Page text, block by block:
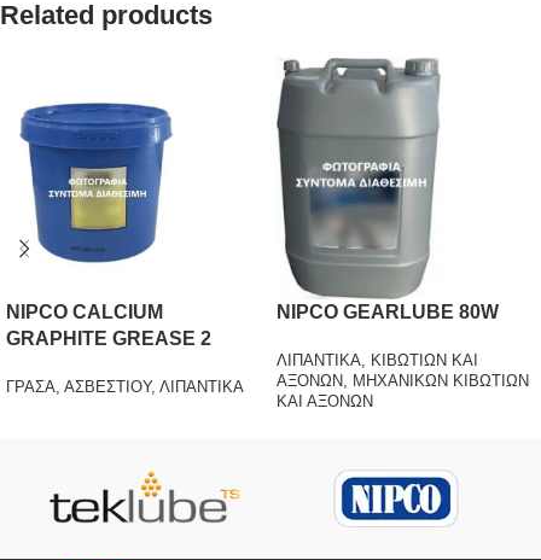
Related products
NIPCO CALCIUM
GRAPHITE GREASE 2
ΓΡΑΣΑ, ΑΣΒΕΣΤΙΟΥ, ΛΙΠΑΝΤΙΚΑ
NIPCO GEARLUBE 80W
ΛΙΠΑΝΤΙΚΑ, ΚΙΒΩΤΙΩΝ ΚΑΙ
ΑΞΟΝΩΝ, ΜΗΧΑΝΙΚΩΝ ΚΙΒΩΤΙΩΝ
ΚΑΙ ΑΞΟΝΩΝ